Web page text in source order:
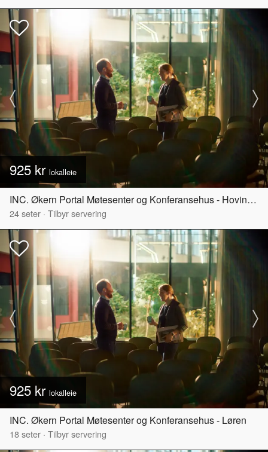
925 kr lokalleie
INC. Økern Portal Møtesenter og Konferansehus - Hovinbyen
24seter · Tilbyr servering
925 kr lokalleie
INC. Økern Portal Møtesenter og Konferansehus - Løren
18seter · Tilbyr servering